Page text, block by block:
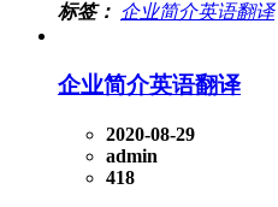
标签： 企业简介英语翻译
企业简介英语翻译
2020-08-29
admin
418